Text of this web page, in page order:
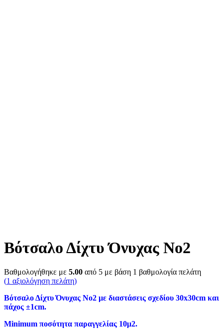
Βότσαλο Δίχτυ Όνυχας Νο2
Βαθμολογήθηκε με 5.00 από 5 με βάση 1 βαθμολογία πελάτη
(1 αξιολόγηση πελάτη)
Βότσαλο Δίχτυ Όνυχας Νο2 με διαστάσεις σχεδίου 30x30cm και
πάχος ±1cm.
Minimum ποσότητα παραγγελίας 10μ2.